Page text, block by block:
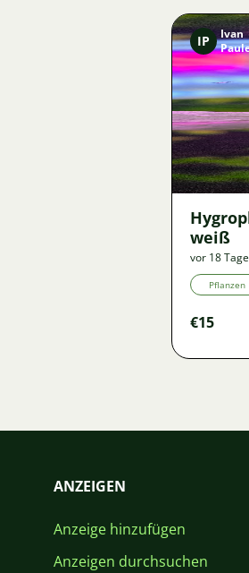
IP
Ivan
weiß
vor 18
Pflanzen
€15
ANZEIGEN
Anzeige hinzufügen
Anzeigen durchsuchen